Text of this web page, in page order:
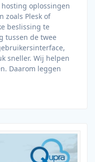
oplossingen
zoals Plesk of
beslissing te
tussen de twee
sneller. Wij helpen
Daarom leggen